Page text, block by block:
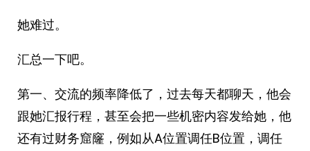
她难过。
汇总一下吧。
第一、交流的频率降低了，过去每天都聊天，他会
跟她汇报行程，甚至会把一些机密内容发给她，他
还有过财务窟窿，例如从A位置调任B位置，调任